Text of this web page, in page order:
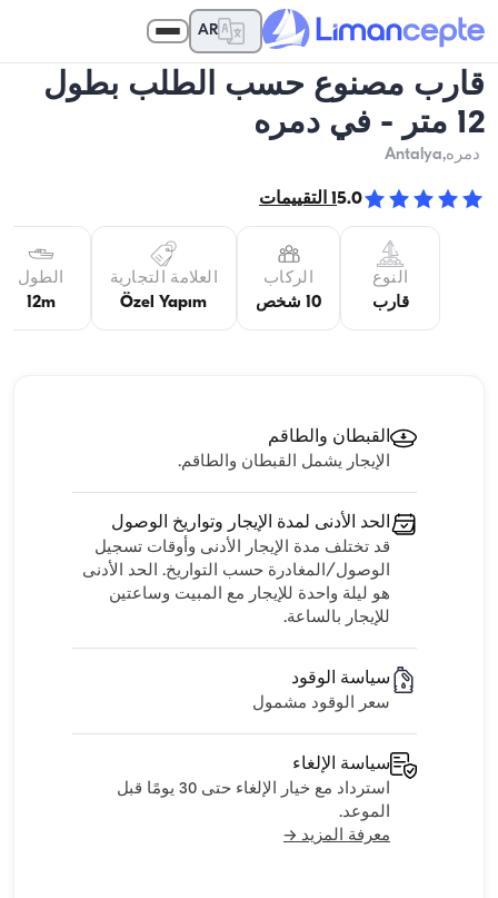
AR
قارب مصنوع حسب الطلب بطول
12 متر - في دمره
دمره,Antalya
5.0
1 التقييمات
النوع
قارب
الركاب
10 شخص
العلامة التجارية
Özel Yapım
الطول
12m
القبطان والطاقم
الإيجار يشمل القبطان والطاقم.
الحد الأدنى لمدة الإيجار وتواريخ الوصول
قد تختلف مدة الإيجار الأدنى وأوقات تسجيل
الوصول/المغادرة حسب التواريخ. الحد الأدنى
هو ليلة واحدة للإيجار مع المبيت وساعتين
للإيجار بالساعة.
سياسة الوقود
سعر الوقود مشمول
سياسة الإلغاء
استرداد مع خيار الإلغاء حتى 30 يومًا قبل
الموعد.
معرفة المزيد →